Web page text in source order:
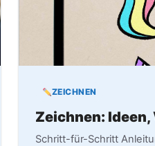
ZEICHNEN
Zeichnen:
Schritt-für-Schritt